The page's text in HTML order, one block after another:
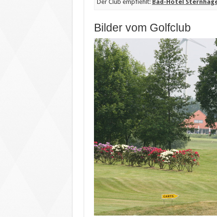
Der Club empfiehlt: Bad-Hotel
Bilder vom Golfclub